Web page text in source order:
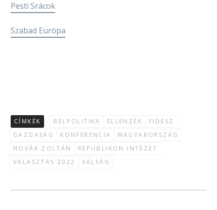
Pesti Srácok
Szabad Európa
CÍMKÉK BELPOLITIKA ELLENZÉK
FIDESZ
GAZDASÁG
KONFERENCIA
MAGYARORSZÁG
NOVÁK ZOLTÁN
REPUBLIKON INTÉZET
VÁLASZTÁS 2022
VÁLSÁG